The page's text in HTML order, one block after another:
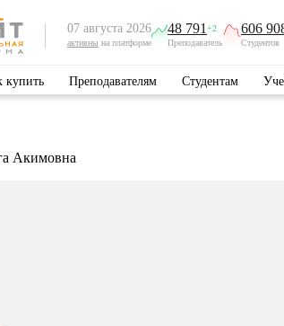
07 августа 2026
активны на платформе
48 791 +2
Преподаватель
606
Студентов
купить Преподавателям Студентам
Акимовна